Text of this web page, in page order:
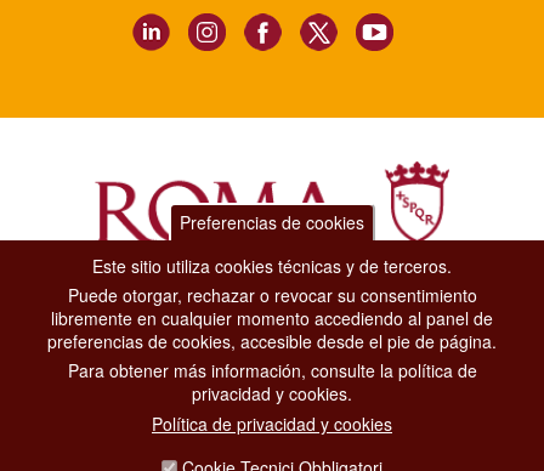
Dipartimento Grandi Eventi, Sport, Turismo e Moda.
Via di San Basilio, 51
00187 Roma
CONTACT CENTER TEL. 06 06 08
CONTATTA LA REDAZIONE
Preferencias de cookies
Este sitio utiliza cookies técnicas y de terceros.
Puede otorgar, rechazar o revocar su consentimiento
libremente en cualquier momento accediendo al panel de
preferencias de cookies, accesible desde el pie de página.
Para obtener más información, consulte la política de
privacidad y cookies.
Política de privacidad y cookies